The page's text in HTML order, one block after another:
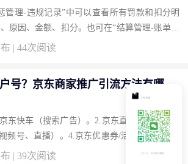
管理-违规记录”中可以查看所有罚款和扣分明
原因、金额、扣分。也可在“结算管理-账单明
对罚款有异议，在违规记录里点“申诉”。 京
| 44次阅读
号？京东商家推广引流方法有哪
东快车（搜索广告）。2.京东直投（腾讯系广
频号、直播）。4.京东优惠券/活动。5.京东联
自己商品，多工具并用。新店先从快车和优...
| 39次阅读